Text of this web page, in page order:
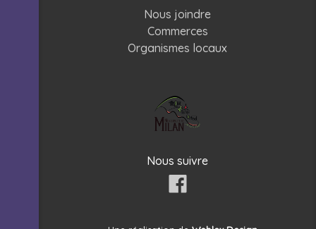
Nous joindre
Commerces
Organismes locaux
Nous suivre